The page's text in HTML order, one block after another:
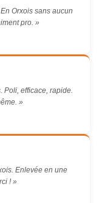
Orxois sans aucun
pro. »
Poli, efficace, rapide.
»
Enlevée en une
! »